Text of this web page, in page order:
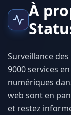
À
Surveillance
9000 services
numériques
web sont en
et restez